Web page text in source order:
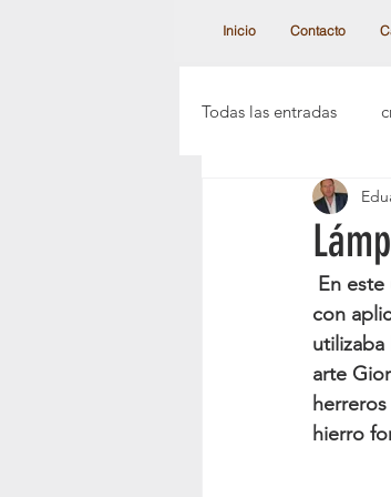
Inicio Contacto
Todas las entradas
lamparas clásicas
candiles de cristal
lampara modernas
con
arte
hierro